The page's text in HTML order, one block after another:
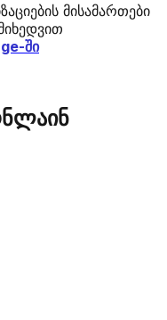
მისამართები
ში